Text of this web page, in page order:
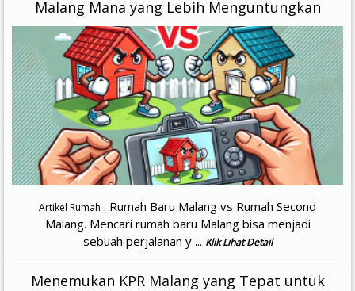
Malang Mana yang Lebih Menguntungkan
Artikel Rumah : Rumah Baru Malang vs Rumah Second
Malang. Mencari rumah baru Malang bisa menjadi
sebuah perjalanan y ... Klik Lihat Detail
Menemukan KPR Malang yang Tepat untuk